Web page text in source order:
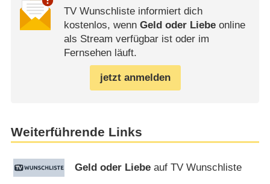
TV Wunschliste informiert dich
kostenlos, wenn Geld oder Liebeonline
als Stream verfügbar ist oder im
Fernsehen läuft.
jetzt anmelden
Weiterführende Links
Geld oder Liebe auf TV Wunschliste